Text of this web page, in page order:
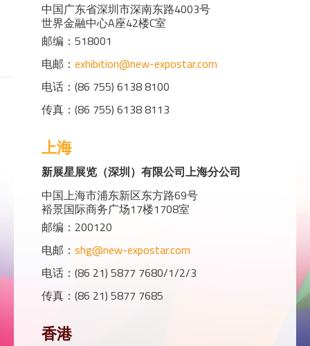
中国广东省深圳市深南东路4003号
世界金融中心A座42楼C室
邮编：518001
电邮： exhibition@new-expostar.com
电话：(86 755) 6138 8100
传真：(86 755) 6138 8113
上海
新展星展览（深圳）有限公司上海分公司
中国上海市浦东新区东方路69号
裕景国际商务广场17楼1708室
邮编：200120
电邮： shg@new-expostar.com
电话：(86 21) 5877 7680/1/2/3
传真：(86 21) 5877 7685
香港